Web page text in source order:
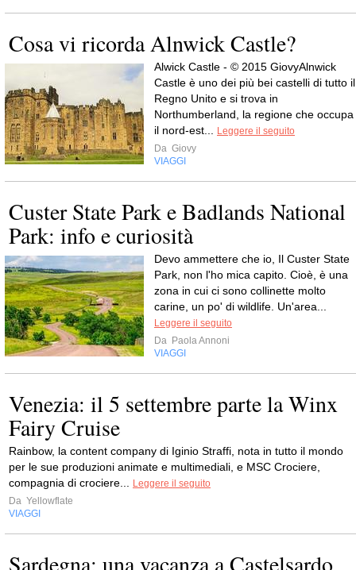
Cosa vi ricorda Alnwick Castle?
Alwick Castle - © 2015 GiovyAlnwick
Castle è uno dei più bei castelli di tutto il
Regno Unito e si trova in
Northumberland, la regione che occupa
il nord-est...
Leggere il seguito
Da Giovy
VIAGGI
Custer State Park e Badlands National
Park: info e curiosità
Devo ammettere che io, Il Custer State
Park, non l'ho mica capito. Cioè, è una
zona in cui ci sono collinette molto
carine, un po' di wildlife. Un'area...
Leggere il seguito
Da Paola Annoni
VIAGGI
Venezia: il 5 settembre parte la Winx
Fairy Cruise
Rainbow, la content company di Iginio Straffi, nota in tutto il mondo
per le sue produzioni animate e multimediali, e MSC Crociere,
compagnia di crociere...
Leggere il seguito
Da Yellowflate
VIAGGI
Sardegna: una vacanza a Castelsardo